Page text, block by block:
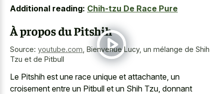
Additional reading: Chih-tzu De Race Pure
À propos du Pitshih
Source: youtube.com Bienvenue Lucy, un mélange de Shih
Tzu et de Pitbull
Le Pitshih est une race unique et attachante, un
croisement entre un Pitbull et un Shih Tzu, donnant